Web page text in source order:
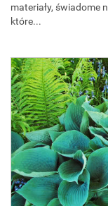
materiały, świadome
które...